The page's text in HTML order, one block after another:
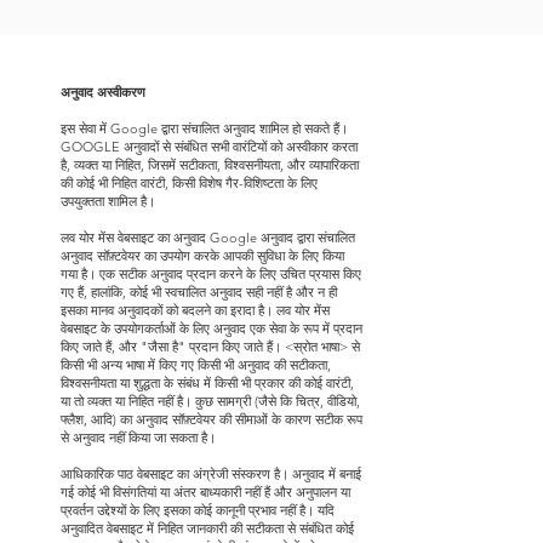
अनुवाद अस्वीकरण
इस सेवा में Google द्वारा संचालित अनुवाद शामिल हो सकते हैं।
GOOGLE अनुवादों से संबंधित सभी वारंटियों को अस्वीकार करता
है, व्यक्त या निहित, जिसमें सटीकता, विश्वसनीयता, और व्यापारिकता
की कोई भी निहित वारंटी, किसी विशेष गैर-विशिष्टता के लिए
उपयुक्तता शामिल है।
लव योर मेंस वेबसाइट का अनुवाद Google अनुवाद द्वारा संचालित
अनुवाद सॉफ़्टवेयर का उपयोग करके आपकी सुविधा के लिए किया
गया है। एक सटीक अनुवाद प्रदान करने के लिए उचित प्रयास किए
गए हैं, हालांकि, कोई भी स्वचालित अनुवाद सही नहीं है और न ही
इसका मानव अनुवादकों को बदलने का इरादा है। लव योर मेंस
वेबसाइट के उपयोगकर्ताओं के लिए अनुवाद एक सेवा के रूप में प्रदान
किए जाते हैं, और "जैसा है" प्रदान किए जाते हैं। <स्रोत भाषा> से
किसी भी अन्य भाषा में किए गए किसी भी अनुवाद की सटीकता,
विश्वसनीयता या शुद्धता के संबंध में किसी भी प्रकार की कोई वारंटी,
या तो व्यक्त या निहित नहीं है। कुछ सामग्री (जैसे कि चित्र, वीडियो,
फ्लैश, आदि) का अनुवाद सॉफ़्टवेयर की सीमाओं के कारण सटीक रूप
से अनुवाद नहीं किया जा सकता है।
आधिकारिक पाठ वेबसाइट का अंग्रेजी संस्करण है। अनुवाद में बनाई
गई कोई भी विसंगतियां या अंतर बाध्यकारी नहीं हैं और अनुपालन या
प्रवर्तन उद्देश्यों के लिए इसका कोई कानूनी प्रभाव नहीं है। यदि
अनुवादित वेबसाइट में निहित जानकारी की सटीकता से संबंधित कोई